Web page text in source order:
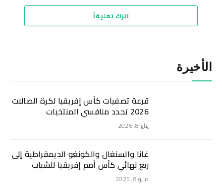
اترك تعليقاً
الأخيرة
قرعة تصفيات كأس إفريقيا لكرة الصالات
2026 تحدد منافسي المنتخبات
يناير 8, 2026
غانا والسنغال والكونغو الديمقراطية إلى
ربع نهائي كأس أمم إفريقيا للشباب
مايو 8, 2025